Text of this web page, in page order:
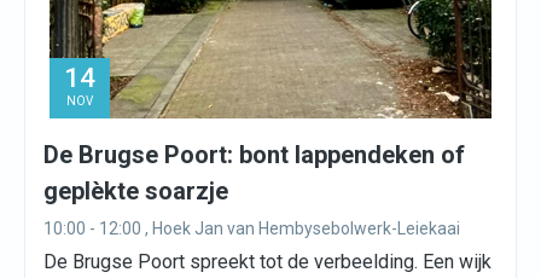
14
NOV
De Brugse Poort: bont lappendeken of
geplèkte soarzje
10:00 - 12:00 , Hoek Jan van Hembysebolwerk-Leiekaai
De Brugse Poort spreekt tot de verbeelding. Een wijk